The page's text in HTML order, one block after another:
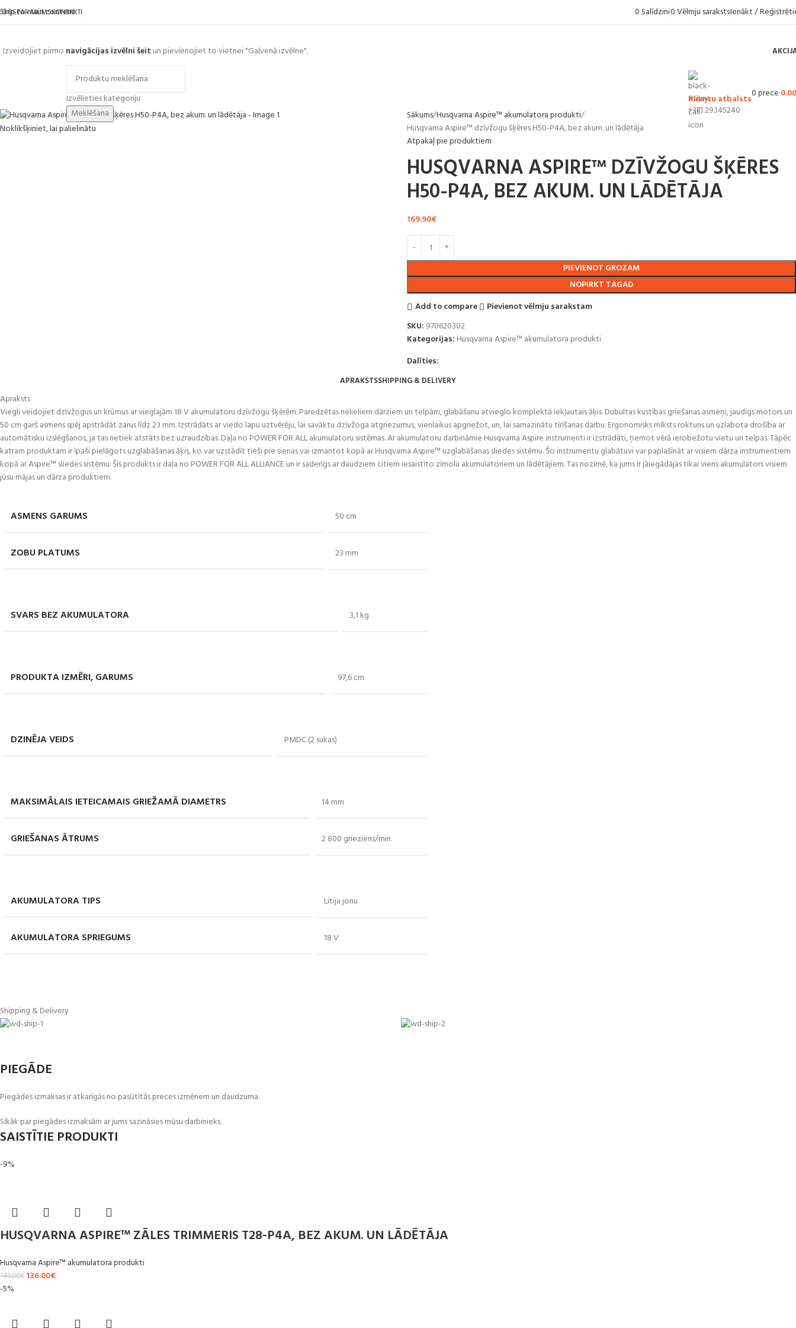
Skip to main content
PAR MUMSKONTAKTI 0 Salīdzini0Vēlmju sarakstsIenākt /
Izveidojiet pirmo navigācijas izvēlni šeit un pievienojiet to vietnei "Galvenā izvēlne".
Izvēlieties kategoriju
Meklēšana
Klientu atbalsts
+371 29345240
0prece 0.00
Noklikšķiniet, lai palielinātu
Sākums Husqvarna Aspire™ akumulatora produkti
Husqvarna Aspire™ dzīvžogu šķēres H50-P4A, bez akum. un lādētāja
Atpakaļ pie produktiem
HUSQVARNA ASPIRE™ DZĪVŽOGU ŠĶĒRES
H50-P4A, BEZ AKUM. UN LĀDĒTĀJA
169.90€
PIEVIENOT GROZAM
NOPIRKT TAGAD
Add to compare
Pievienot vēlmju sarakstam
SKU: 970620302
Kategorijas: Husqvarna Aspire™ akumulatora produkti
Dalīties:
APRAKSTSSHIPPING & DELIVERY
Apraksts
Viegli veidojiet dzīvžogus un krūmus ar vieglajām 18 V akumulatoru dzīvžogu šķērēm. Paredzētas nelieliem dārziem un telpām, glabāšanu atvieglo komplektā iekļautais āķis. Dubultas kustības griešanas asmeņi, jaudīgs motors un
50 cm garš asmens spēj apstrādāt zarus līdz 23 mm. Izstrādāts ar viedo lapu uztvērēju, lai savāktu dzīvžoga atgriezumus, vienlaikus apgriežot, un, lai samazinātu tīrīšanas darbu. Ergonomisks mīksts rokturis un uzlabota drošība ar
automātisku izslēgšanos, ja tas netiek atstāts bez uzraudzības. Daļa no POWER FOR ALL akumulatoru sistēmas. Ar akumulatoru darbināmie Husqvarna Aspire instrumenti ir izstrādāti, ņemot vērā ierobežotu vietu un telpas. Tāpēc
katram produktam ir īpaši pielāgots uzglabāšanas āķis, ko var uzstādīt tieši pie sienas vai izmantot kopā ar Husqvarna Aspire™ uzglabāšanas sliedes sistēmu. Šo instrumentu glabātuvi var paplašināt ar visiem dārza instrumentiem
kopā ar Aspire™ sliedes sistēmu. Šis produkts ir daļa no POWER FOR ALL ALLIANCE un ir saderīgs ar daudziem citiem iesaistīto zīmolu akumulatoriem un lādētājiem. Tas nozīmē, ka jums ir jāiegādājas tikai viens akumulators visiem
jūsu mājas un dārza produktiem.
ASMENS GARUMS 50 cm
ZOBU PLATUMS 23 mm
SVARS BEZ AKUMULATORA 3,1 kg
PRODUKTA IZMĒRI, GARUMS 97,6 cm
DZINĒJA VEIDS PMDC (2 sukas)
MAKSIMĀLAIS IETEICAMAIS GRIEŽAMĀ DIAMETRS 14 mm
GRIEŠANAS ĀTRUMS 2 800 grieziens/min.
AKUMULATORA TIPS Litija jonu
AKUMULATORA SPRIEGUMS 18 V
Shipping & Delivery
PIEGĀDE
Piegādes izmaksas ir atkarīgās no pasūtītās preces izmēriem un daudzuma.
Sīkāk par piegādes izmaksām ar jums sazināsies mūsu darbinieks.
SAISTĪTIE PRODUKTI
-9%
HUSQVARNA ASPIRE™ ZĀLES TRIMMERIS T28-P4A, BEZ AKUM. UN LĀDĒTĀJA
Husqvarna Aspire™ akumulatora produkti
149.00€ 136.00€
-5%